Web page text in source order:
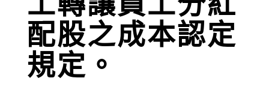
配股之成本認定
規定。